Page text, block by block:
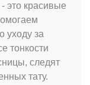
это красивые
уходу за
тонкости
следят
тату.